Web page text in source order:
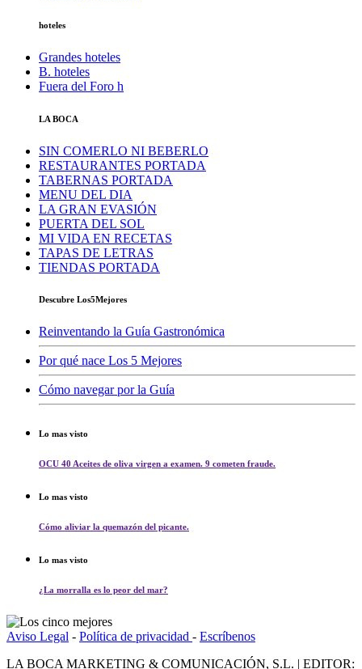
hoteles
Grandes hoteles
B. hoteles
Fuera del Foro h
LA BOCA
SIN COMERLO NI BEBERLO
RESTAURANTES PORTADA
TABERNAS PORTADA
MENU DEL DIA
LA GRAN EVASIÓN
PUERTA DEL SOL
MI VIDA EN RECETAS
TAPAS DE LETRAS
TIENDAS PORTADA
Descubre Los5Mejores
Reinventando la Guía Gastronómica
Por qué nace Los 5 Mejores
Cómo navegar por la Guía
Lo mas visto
OCU 40 Aceites de oliva virgen a examen. 9 cometen fraude.
Lo mas visto
Cómo aliviar la quemazón del picante.
Lo mas visto
¿La morralla es lo peor del mar?
Aviso Legal - Política de privacidad - Escríbenos
LA BOCA MARKETING & COMUNICACIÓN, S.L. | EDITOR: